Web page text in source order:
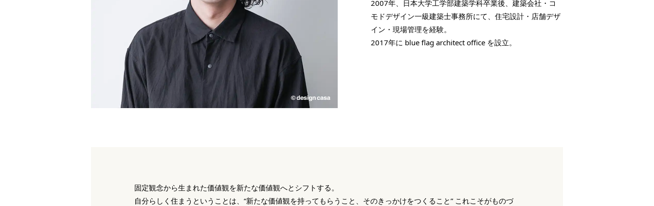
2007年、日本大学工学部建築学科卒業後、建築会社・コ
モドデザイン一級建築士事務所にて、住宅設計・店舗デザ
イン・現場管理を経験。
2017年に blue flag architect office を設立。
固定観念から生まれた価値観を新たな価値観へとシフトする。
自分らしく住まうということは、“新たな価値観を持ってもらうこと、そのきっかけをつくること” これこそがものづ